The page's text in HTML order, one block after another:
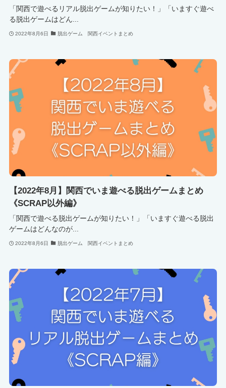
「関西で遊べるリアル脱出ゲームが知りたい！」「いますぐ遊べ
る脱出ゲームはどん...
2022年8月6日 脱出ゲーム 関西イベントまとめ
【2022年8月】関西でいま遊べる脱出ゲームまとめ
《SCRAP以外編》
「関西で遊べる脱出ゲームが知りたい！」「いますぐ遊べる脱出
ゲームはどんなのが...
2022年8月6日 脱出ゲーム 関西イベントまとめ